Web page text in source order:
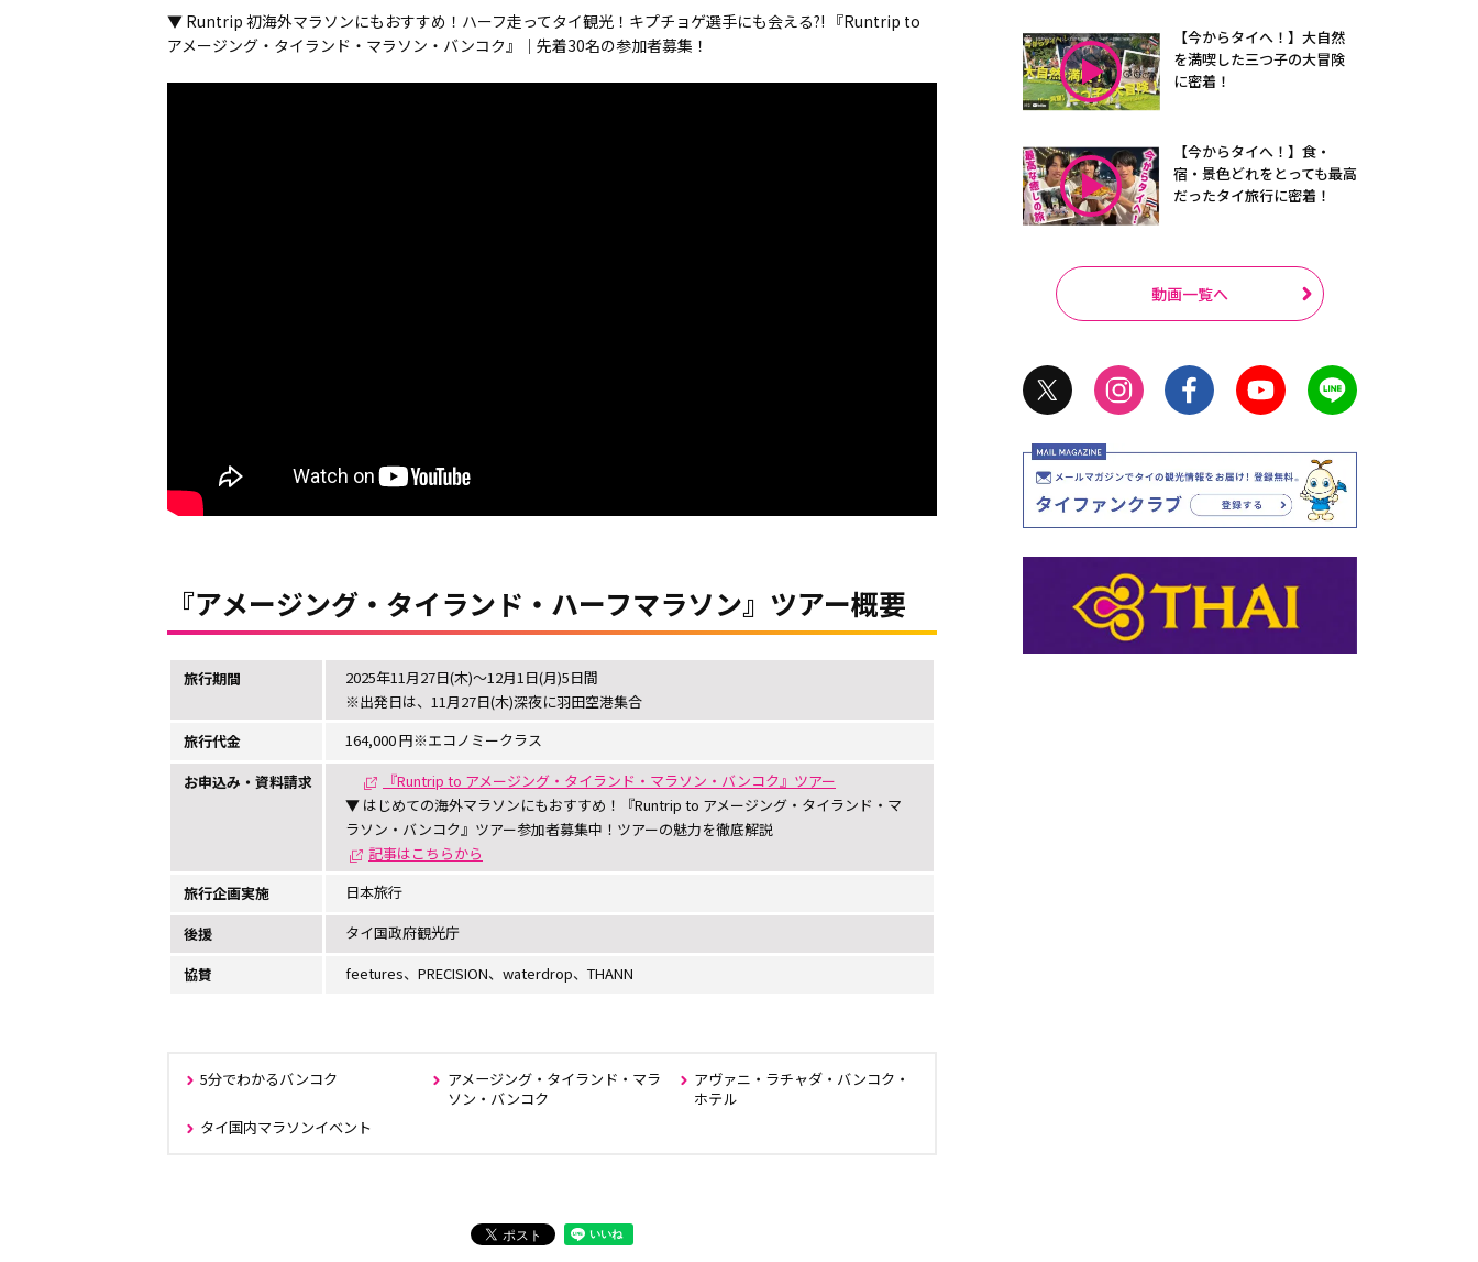
▼ Runtrip 初海外マラソンにもおすすめ！ハーフ走ってタイ観光！キプチョゲ選手にも会える?! 『Runtrip to
アメージング・タイランド・マラソン・バンコク』｜先着30名の参加者募集！
『アメージング・タイランド・ハーフマラソン』ツアー概要
旅行期間
2025年11月27日(木)～12月1日(月)5日間
※出発日は、11月27日(木)深夜に羽田空港集合
旅行代金
164,000 円※エコノミークラス
お申込み・資料請求
『Runtrip to アメージング・タイランド・マラソン・バンコク』ツアー
▼ はじめての海外マラソンにもおすすめ！『Runtrip to アメージング・タイランド・マ
ラソン・バンコク』ツアー参加者募集中！ツアーの魅力を徹底解説
記事はこちらから
旅行企画実施
日本旅行
後援
タイ国政府観光庁
協賛
feetures、PRECISION、waterdrop、THANN
5分でわかるバンコク
アメージング・タイランド・マラ
ソン・バンコク
アヴァニ・ラチャダ・バンコク・
ホテル
タイ国内マラソンイベント
【今からタイへ！】大自然
を満喫した三つ子の大冒険
に密着！
【今からタイへ！】食・
宿・景色どれをとっても最高
だったタイ旅行に密着！
動画一覧へ